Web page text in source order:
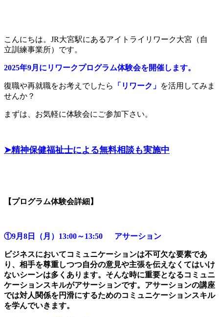
こんにちは。JR大宮駅にあるアイトライリワーク大宮（自
立訓練事業所）です。
2025年9月にリワークプログラム体験会を開催します。
復職や再就職をお考えでしたら 「リワーク」 を活用してみま
せんか？
まずは、お気軽に体験会にご参加下さい。
➤精神保健福祉士による無料相談も実施中
【プログラム体験会詳細】
①9月8日（月）13:00～13:50 アサーション
ビジネスにおいてコミュニケーションは不可欠な要素であ
り、相手を尊重しつつ自分の意見や主張を伝えなくてはいけ
ないシーンは多くあります。そんな時に重要となるコミュニ
ケーションスキルがアサーションです。アサーションの講座
では対人関係を円滑にするためのコミュニケーションスキル
を学んでいきます。